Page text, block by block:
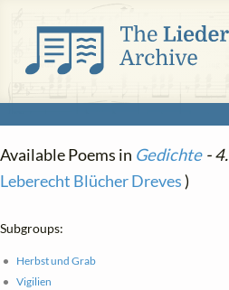
Available Poems in Gedichte- 4.
Leberecht Blücher Dreves)
Subgroups:
Herbst und Grab
Vigilien